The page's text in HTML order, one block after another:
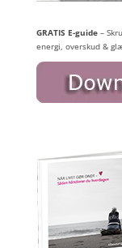
GRATIS E-guide–
energi, overskud &